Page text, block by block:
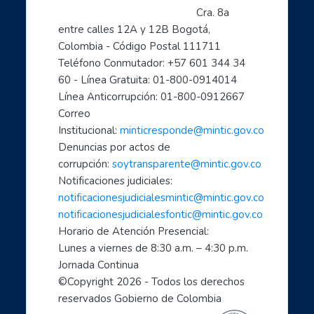
- Aprende a usar Internet fácilmente
- Introducción al mundo digital
- Formación en Internet para personas mayores
- Mujeres líderes de la Transformación Digital
- Mujeres creadoras de contenido Digital
- Transforma tu mundo con internet: paso a paso de...
- Ciberperiodismo comunitario a tu alcance
- Cómo hacer trámites por internet con el estado
- Aprende a cuidarte en el mundo digital
- Las TIC aliadas fundamentales para el teletrabaj...
- Sácale provecho a tus dispositivos móviles: celu...
- Soy un profe TIC: Comparte con el mundo tus cono...
1, 2, 3 X TIC
- Entornos Digitales humanos
- Líderes digitales transformadores
Cra. 8a
entre calles 12A y 12B Bogotá,
Colombia - Código Postal 111711
Teléfono Conmutador: +57 601 344 34
60 - Línea Gratuita: 01-800-0914014
Línea Anticorrupción: 01-800-0912667
Correo
Institucional: minticresponde@mintic.gov.co
Denuncias por actos de
corrupción: soytransparente@mintic.gov.co
Notificaciones judiciales:
notificacionesjudicialesmintic@mintic.gov.co
notificacionesjudicialesfontic@mintic.gov.co
Horario de Atención Presencial:
Lunes a viernes de 8:30 a.m. – 4:30 p.m.
Jornada Continua
©Copyright 2026 - Todos los derechos
reservados Gobierno de Colombia